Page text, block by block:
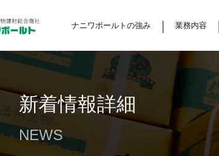
ナニワボールトの強み 業務内容
新着情報詳細
NEWS